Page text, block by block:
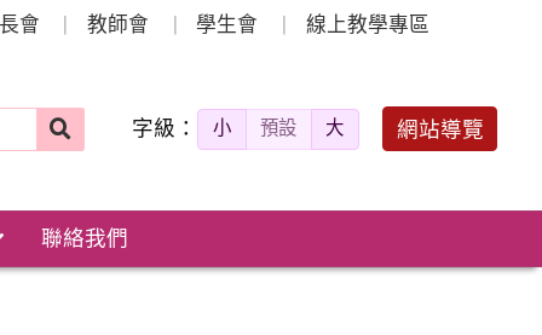
會 教師會 學生會 線上教學專區
字級： 小 預設 大 網站導覽
聯絡我們